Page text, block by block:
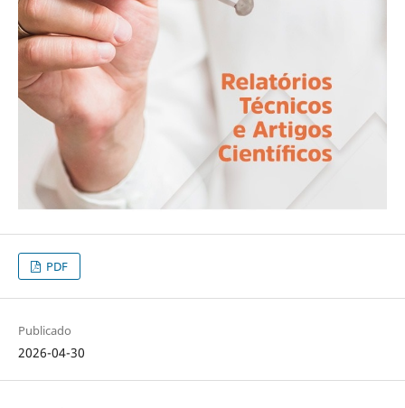
PDF
Publicado
2026-04-30